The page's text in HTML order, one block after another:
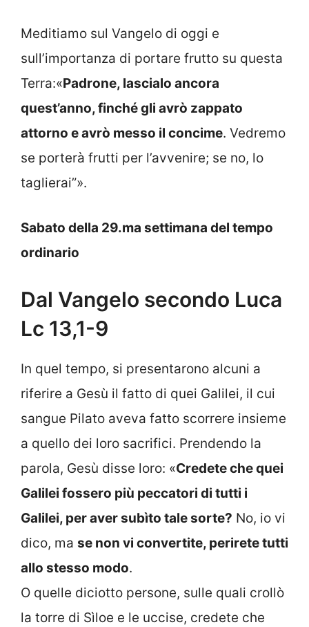
Meditiamo sul Vangelo di oggi e
sull’importanza di portare frutto su questa
Terra:«Padrone, lascialo ancora
quest’anno, finché gli avrò zappato
attorno e avrò messo il concime. Vedremo
se porterà frutti per l’avvenire; se no, lo
taglierai”».
Sabato della 29.ma settimana del tempo
ordinario
Dal Vangelo secondo Luca
Lc 13,1-9
In quel tempo, si presentarono alcuni a
riferire a Gesù il fatto di quei Galilei, il cui
sangue Pilato aveva fatto scorrere insieme
a quello dei loro sacrifici. Prendendo la
parola, Gesù disse loro: «Credete che quei
Galilei fossero più peccatori di tutti i
Galilei, per aver subìto tale sorte? No, io vi
dico, ma se non vi convertite, perirete tutti
allo stesso modo.
O quelle diciotto persone, sulle quali crollò
la torre di Sìloe e le uccise, credete che